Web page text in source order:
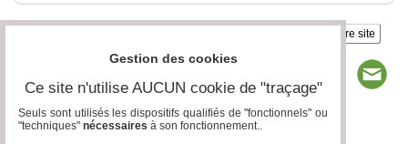
Insérez sur votre site
Gestion des cookies
Ce site n'utilise AUCUN cookie de "traçage"
Seuls sont utilisés les dispositifs qualifiés de "fonctionnels" ou
"techniques" nécessaires à son fonctionnement..